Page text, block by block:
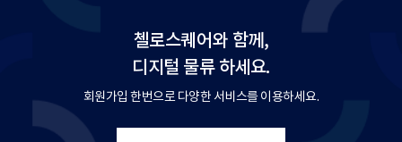
첼로스퀘어와 함께,
디지털 물류 하세요.
회원가입 한번으로 다양한 서비스를 이용하세요.